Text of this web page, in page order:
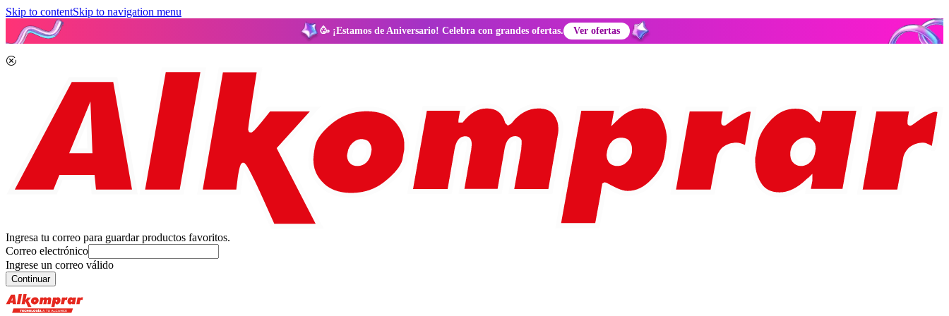
Skip to contentSkip to navigation menu
🥳 ¡Estamos de Aniversario! Celebra con grandes ofertas. Ver ofertas
Ingresa tu correo para guardar productos favoritos.
Correo electrónico
Ingrese un correo válido
Continuar